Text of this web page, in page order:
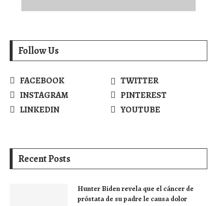
Follow Us
FACEBOOK
TWITTER
INSTAGRAM
PINTEREST
LINKEDIN
YOUTUBE
Recent Posts
Hunter Biden revela que el cáncer de
próstata de su padre le causa dolor